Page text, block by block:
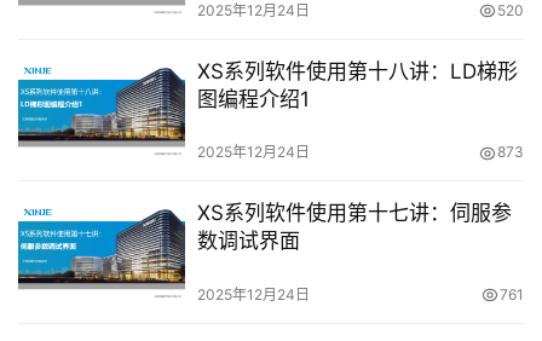
问
答
区
常
登录 注册
2025年12月24日 520
XS系列软件使用第十八讲：LD梯形
图编程介绍1
2025年12月24日 873
XS系列软件使用第十七讲：伺服参
数调试界面
2025年12月24日 761